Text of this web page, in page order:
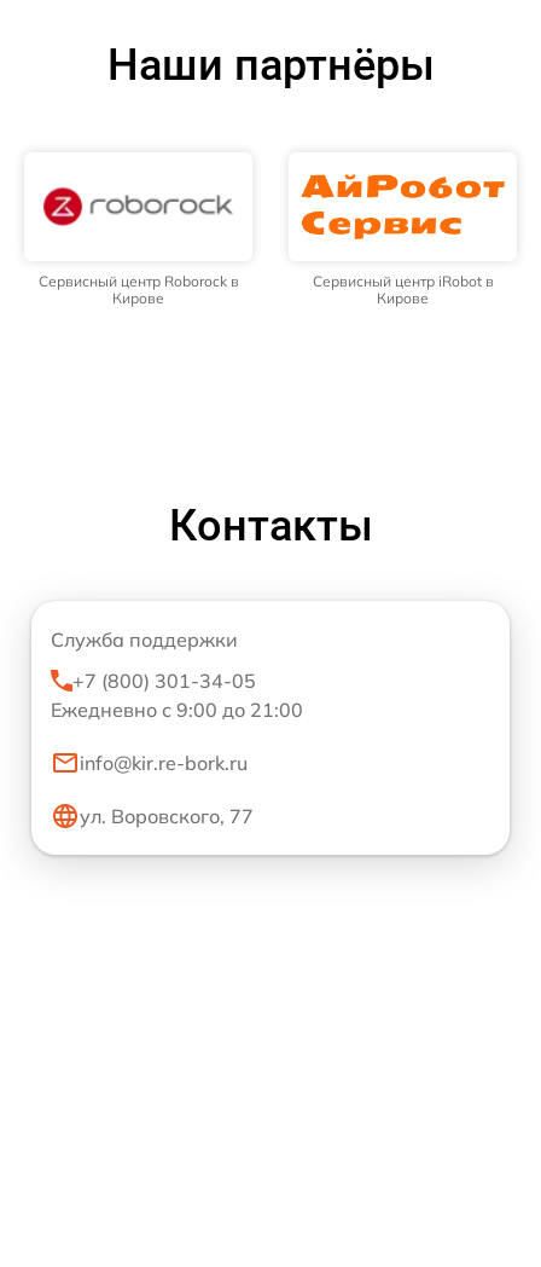
Наши партнёры
Сервисный центр Roborock в
Кирове
Сервисный центр iRobot в
Кирове
Контакты
Служба поддержки
+7 (800) 301-34-05
Ежедневно с 9:00 до 21:00
info@kir.re-bork.ru
ул. Воровского, 77